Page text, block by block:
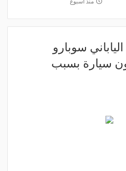
منذ أسبوع
سوبارو
2.3 مليون سيارة بسبب